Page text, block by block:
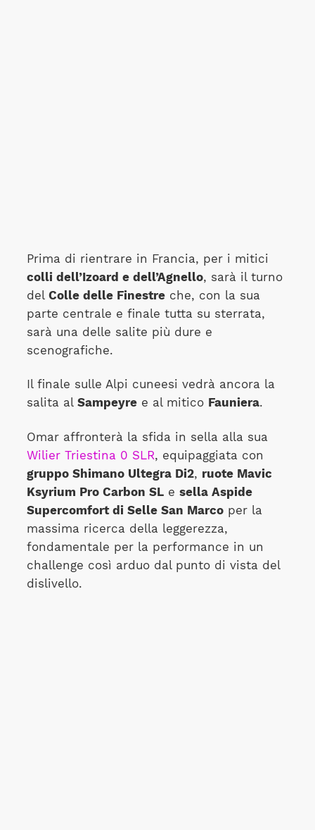
Prima di rientrare in Francia, per i mitici
colli dell’Izoard e dell’Agnello, sarà il turno
del Colle delle Finestreche, con la sua
parte centrale e finale tutta su sterrata,
sarà una delle salite più dure e
scenografiche.
Il finale sulle Alpi cuneesi vedrà ancora la
salita al Sampeyree al mitico Fauniera.
Omar affronterà la sfida in sella alla sua
Wilier Triestina 0 SLR, equipaggiata con
gruppo Shimano Ultegra Di2, ruote Mavic
Ksyrium Pro Carbon SLe sella Aspide
Supercomfort di Selle San Marcoper la
massima ricerca della leggerezza,
fondamentale per la performance in un
challenge così arduo dal punto di vista del
dislivello.